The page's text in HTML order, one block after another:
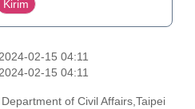
02-15 04:11
02-15 04:11
of Civil Affairs,Taipei